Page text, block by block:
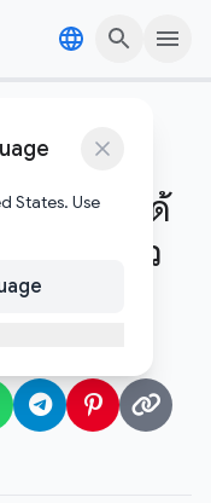
States. Use
: ทำไม
เงิน’ ไม่ได้
ไปไกลแล้ว
read